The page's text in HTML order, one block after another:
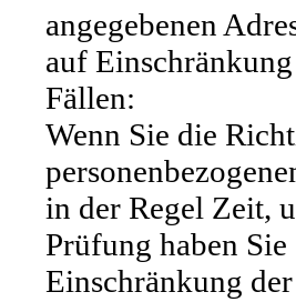
angegebenen
auf
Fällen:
Wenn Sie die
in der Regel Zeit,
Prüfung haben Sie
Einschränkung